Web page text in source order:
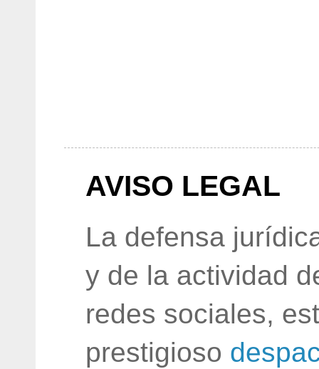
AVISO LEGAL
La defensa
y de la actividad
redes sociales,
prestigioso